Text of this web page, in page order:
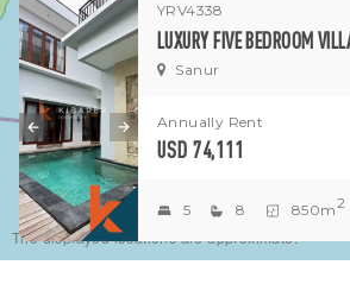
The displayed locations are approximate.
YRV4338
Sanur
Annually Rent
USD 74,111
5 8 850m2